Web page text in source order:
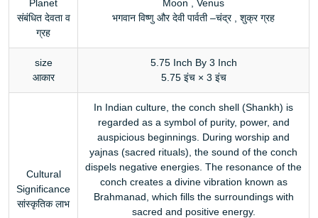
Planet
संबंधित देवता व
ग्रह
Moon , Venus
भगवान विष्णु और देवी पार्वती –चंद्र , शुक्र ग्रह
size
आकार
5.75 Inch By 3 Inch
5.75 इंच × 3 इंच
Cultural
Significance
सांस्कृतिक लाभ
In Indian culture, the conch shell (Shankh) is
regarded as a symbol of purity, power, and
auspicious beginnings. During worship and
yajnas (sacred rituals), the sound of the conch
dispels negative energies. The resonance of the
conch creates a divine vibration known as
Brahmanad, which fills the surroundings with
sacred and positive energy.